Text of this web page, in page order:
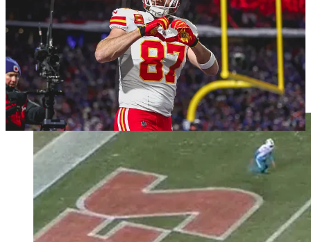
Ob Travis Kelce auf dem Platz steht oder nicht, ist bei den Chiefs
immer sofort sichtbar. Wenn er von der Line of Scrimmage in
Richtung der gegnerischen Endzone läuft, konzentriert sich die
Defensive auf ihn. Meist nicht nur ein Gegenspieler sondern gleich
mehrere versuchen zu verhindern, dass der Ball in seine Richtung
kommt. Und er versteht gleichzeitig das Spiel so gut, dass er weiß
mit welchem teilweise improvisierten Laufweg er Räume für seine
Mitspieler schafft. Ein Beispiel: